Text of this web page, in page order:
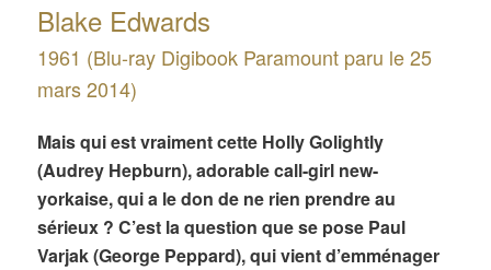
Blake Edwards
1961 (Blu-ray Digibook Paramount paru le 25
mars 2014)
Mais qui est vraiment cette Holly Golightly
(Audrey Hepburn), adorable call-girl new-
yorkaise, qui a le don de ne rien prendre au
sérieux ? C’est la question que se pose Paul
Varjak (George Peppard), qui vient d’emménager